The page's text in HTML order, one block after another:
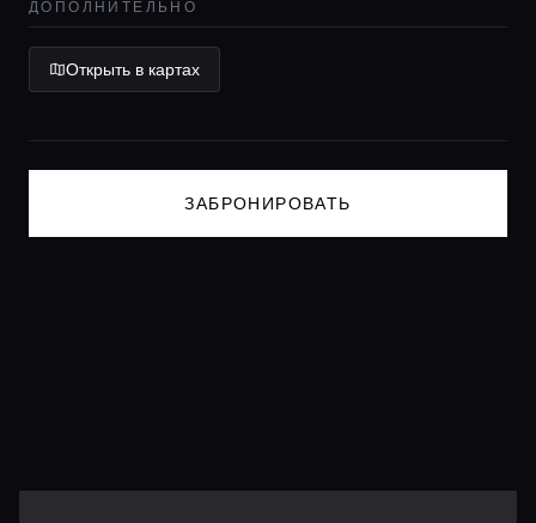
ДОПОЛНИТЕЛЬНО
Открыть в картах
ЗАБРОНИРОВАТЬ